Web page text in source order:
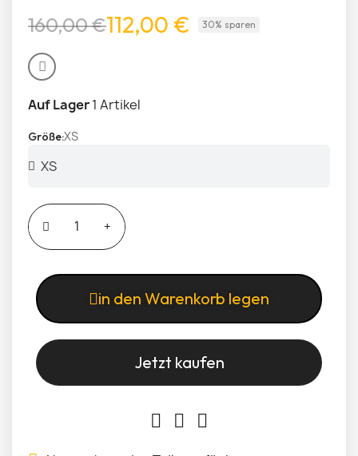
160,00 €112,00 € 30% sparen
Auf Lager1 Artikel
GrößeXS
in den Warenkorb legen
Jetzt kaufen